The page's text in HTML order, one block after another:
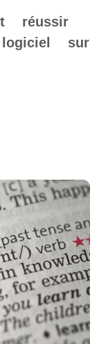
réussir
logiciel sur